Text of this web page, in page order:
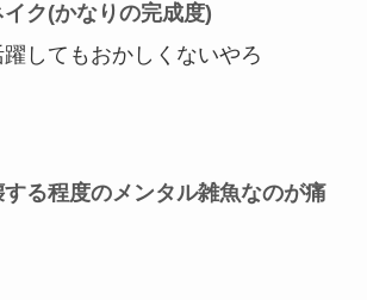
イク(かなりの完成度)
してもおかしくないやろ
る程度のメンタル雑魚なのが痛